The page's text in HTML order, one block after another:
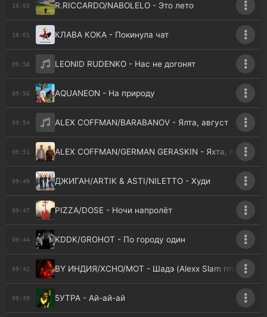
10:03 R.RICCARDO/NABOLELO - Это лето
10:01 КЛАВА КОКА - Покинула чат
09:58 LEONID RUDENKO - Нас не догонят
09:56 AQUANEON - На природу
09:54 ALEX COFFMAN/BARABANOV - Ялта, август
09:51 ALEX COFFMAN/GERMAN GERASKIN - Яхта, парус,
09:49 ДЖИГАН/ARTIK & ASTI/NILETTO - Худи
09:47 PIZZA/DOSE - Ночи напролёт
09:44 KDDK/GROHOT - По городу один
09:42 BY ИНДИЯ/XCHO/МОТ - Шадэ (Alexx Slam rmx)
09:39 5УТРА - Ай-ай-ай